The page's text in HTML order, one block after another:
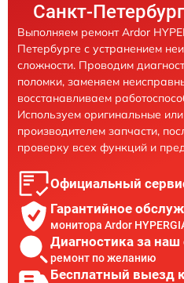
Санкт-
Выполняем ремонт Ardor
Петербурге с устранением
сложности. Проводим
поломки, заменяем
восстанавливаем
Используем оригинальные
производителем запчасти,
проверку всех функций и
Официальный
Гарантийное
монитора Ardor
Диагностика за наш
ремонт по желанию
Бесплатный выезд